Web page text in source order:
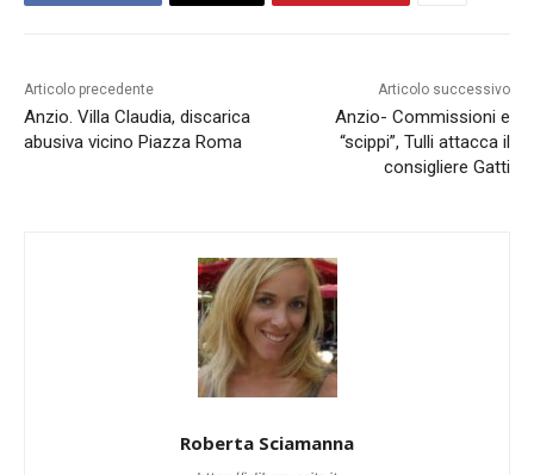
Articolo precedente
Anzio. Villa Claudia, discarica
abusiva vicino Piazza Roma
Articolo successivo
Anzio- Commissioni e
“scippi”, Tulli attacca il
consigliere Gatti
Roberta Sciamanna